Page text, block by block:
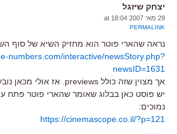
יצחק שיזגל
29 מאי 2007 at 18:04
PERMALINK
נראה שהארי פוטר הוא מחזיק השיא של סוף
numbers.com/interactive/newsStory.php?
newsID=1631
אך מצוין שזה כולל previews. אז אולי מכאן נובעת הבעיה.
יש פוסט כאן בבלוג שאומר שהארי פוטר פתח
נמוכים:
https://cinemascope.co.il/?p=121